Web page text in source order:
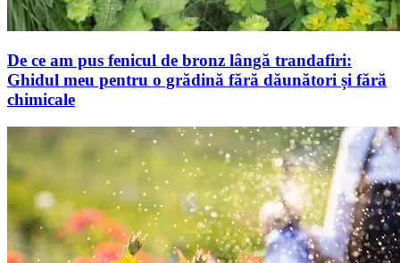
De ce am pus fenicul de bronz lângă trandafiri:
Ghidul meu pentru o grădină fără dăunători și fără
chimicale